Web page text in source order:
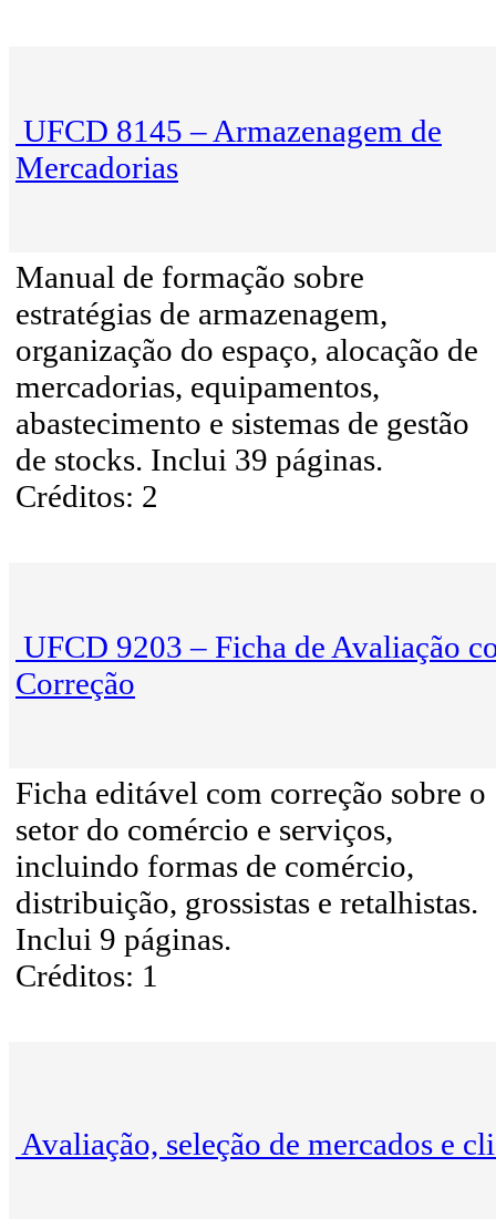
UFCD 8145 – Armazenagem de
Mercadorias
Manual de formação sobre
estratégias de armazenagem,
organização do espaço, alocação de
mercadorias, equipamentos,
abastecimento e sistemas de gestão
de stocks. Inclui 39 páginas.
Créditos: 2
UFCD 9203 – Ficha de Avaliação
Correção
Ficha editável com correção sobre o
setor do comércio e serviços,
incluindo formas de comércio,
distribuição, grossistas e retalhistas.
Inclui 9 páginas.
Créditos: 1
Avaliação, seleção de mercados e